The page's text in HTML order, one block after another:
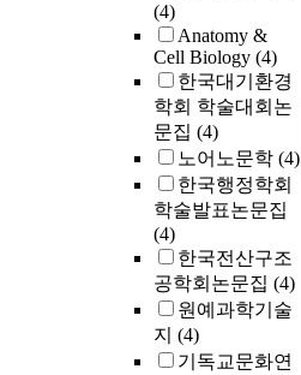
(4)
Anatomy &
Cell Biology (4)
한국대기환경
학회 학술대회논
문집 (4)
노어노문학 (4)
한국행정학회
학술발표논문집
(4)
한국전산구조
공학회논문집 (4)
원예과학기술
지 (4)
기독교문화연